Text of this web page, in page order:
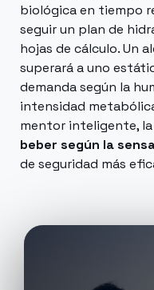
biológica en tiempo
seguir un plan de
hojas de cálculo. Un
superará a uno
demanda según la
intensidad
mentor inteligente,
beber según la
de seguridad más